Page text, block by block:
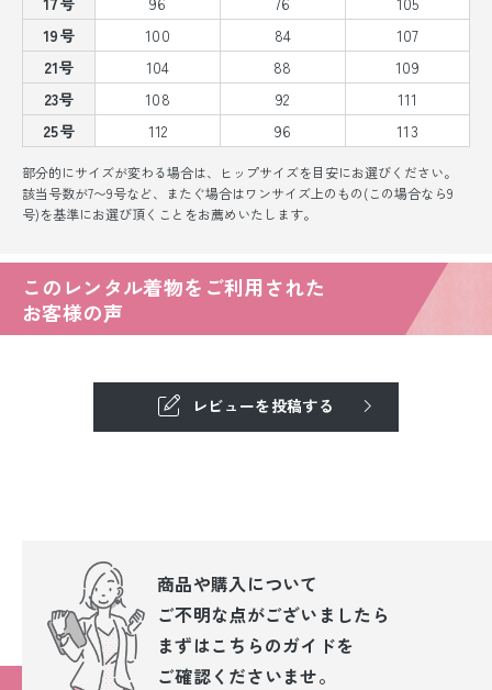
19号
100 84
107
21号
104 88
109
23号
108 92
111
25号
112 96 113
部分的にサイズが変わる場合は、ヒップサイズを目安にお選びください。
該当号数が7〜9号など、またぐ場合はワンサイズ上のもの(この場合なら9
号)を基準にお選び頂くことをお薦めいたします。
このレンタル着物をご利用された
お客様の声
レビューを投稿する
商品や購入について
ご不明な点がございましたら
まずはこちらのガイドを
ご確認くださいませ。